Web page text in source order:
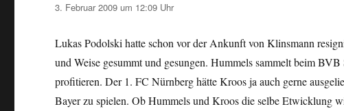
3. Februar 2009 um 12:09 Uhr
Lukas Podolski hatte schon vor der Ankunft von Klinsmann
und Weise gesummt und gesungen. Hummels sammelt beim
profitieren. Der 1. FC Nürnberg hätte Kroos ja auch gerne
Bayer zu spielen. Ob Hummels und Kroos die selbe Etwicklung